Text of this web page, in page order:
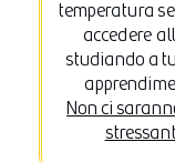
temperatura
accedere
studiando a
Non ci